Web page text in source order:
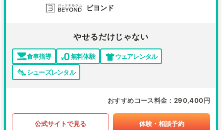
ビヨンド
やせるだけじゃない
食事指導 無料体験
ウェアレンタル
シューズレンタル
おすすめコース料金 290,400円
公式サイトで見る 体験・相談予約